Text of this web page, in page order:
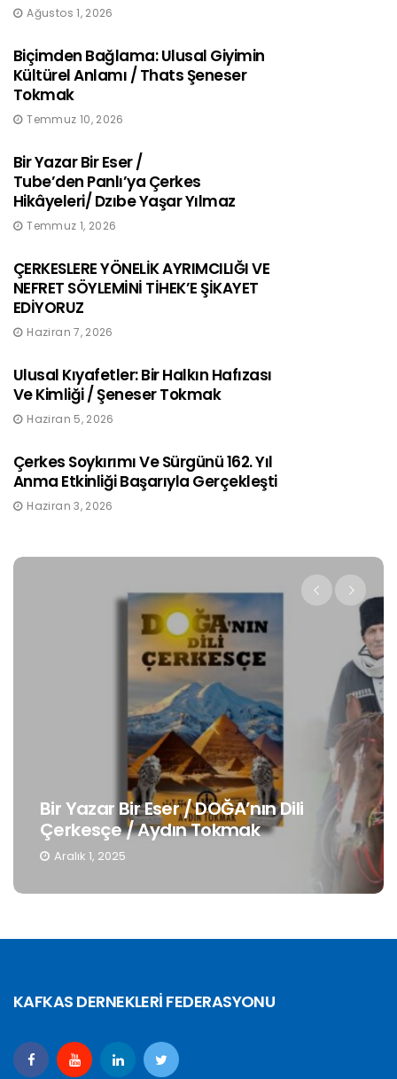
Ağustos 1, 2026
Biçimden Bağlama: Ulusal Giyimin
Kültürel Anlamı / Thats Şeneser
Tokmak
Temmuz 10, 2026
Bir Yazar Bir Eser /
Tube’den Panlı’ya Çerkes
Hikâyeleri/ Dzıbe Yaşar Yılmaz
Temmuz 1, 2026
ÇERKESLERE YÖNELİK AYRIMCILIĞI VE
NEFRET SÖYLEMİNİ TİHEK’E ŞİKAYET
EDİYORUZ
Haziran 7, 2026
Ulusal Kıyafetler: Bir Halkın Hafızası
Ve Kimliği / Şeneser Tokmak
Haziran 5, 2026
Çerkes Soykırımı Ve Sürgünü 162. Yıl
Anma Etkinliği Başarıyla Gerçekleşti
Haziran 3, 2026
Bir Yazar Bir Eser / DOĞA’nın Dili
Çerkesçe / Aydın Tokmak
Aralık 1, 2025
KAFKAS DERNEKLERİ FEDERASYONU